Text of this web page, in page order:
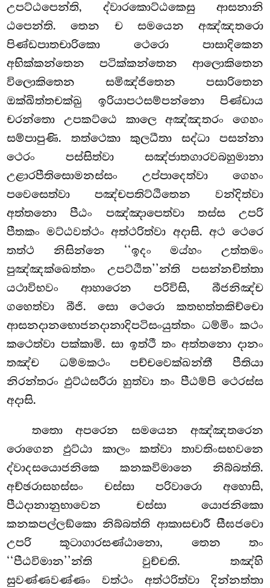
උපට්ඨපෙන්ති, ද්වාරකොට්ඨකෙසු ආසනානි
ඨපෙන්ති. තෙන ච සමයෙන අඤ්ඤතරො
පිණ්ඩපාතචාරිකො ථෙරො පාසාදිකෙන
අභික්කන්තෙන පටික්කන්තෙන ආලොකිතෙන
විලොකිතෙන සමිඤ්ජිතෙන පසාරිතෙන
ඔක්ඛිත්තචක්ඛු ඉරියාපථසම්පන්නො පිණ්ඩාය
චරන්තො උපකට්ඨෙ කාලෙ අඤ්ඤතරං ගෙහං
සම්පාපුණි. තත්ථෙකා කුලධීතා සද්ධා පසන්නා
ථෙරං පස්සිත්වා සඤ්ජාතගාරවබහුමානා
උළාරපීතිසොමනස්සං උප්පාදෙත්වා ගෙහං
පවෙසෙත්වා පඤ්චපතිට්ඨිතෙන වන්දිත්වා
අත්තනො පීඨං පඤ්ඤාපෙත්වා තස්ස උපරි
පීතකං මට්ඨවත්ථං අත්ථරිත්වා අදාසි. අථ ථෙරෙ
තත්ථ නිසින්නෙ ‘‘ඉදං මය්හං උත්තමං
පුඤ්ඤක්ඛෙත්තං උපට්ඨිත’’න්ති පසන්නචිත්තා
යථාවිභවං ආහාරෙන පරිවිසි, බීජනිඤ්ච
ගහෙත්වා බීජි. සො ථෙරො කතභත්තකිච්චො
ආසනදානභොජනදානාදිපටිසංයුත්තං ධම්මිං කථං
කථෙත්වා පක්කාමි. සා ඉත්ථී තං අත්තනො දානං
තඤ්ච ධම්මකථං පච්චවෙක්ඛන්තී පීතියා
නිරන්තරං ඵුට්ඨසරීරා හුත්වා තං පීඨම්පි ථෙරස්ස
අදාසි.
තතො අපරෙන සමයෙන අඤ්ඤතරෙන
රොගෙන ඵුට්ඨා කාලං කත්වා තාවතිංසභවනෙ
ද්වාදසයොජනිකෙ කනකවිමානෙ නිබ්බත්ති.
අච්ඡරාසහස්සං චස්සා පරිවාරො අහොසි,
පීඨදානානුභාවෙන චස්සා යොජනිකො
කනකපල්ලඞ්කො නිබ්බත්ති ආකාසචාරී සීඝජවො
උපරි කූටාගාරසණ්ඨානො, තෙන තං
‘‘පීඨවිමාන’’න්ති වුච්චති. තඤ්හි
සුවණ්ණවණ්ණං වත්ථං අත්ථරිත්වා දින්නත්තා